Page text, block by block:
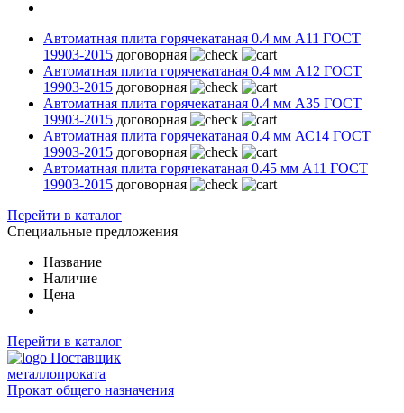
Автоматная плита горячекатаная 0.4 мм А11 ГОСТ
19903-2015 договорная
Автоматная плита горячекатаная 0.4 мм А12 ГОСТ
19903-2015 договорная
Автоматная плита горячекатаная 0.4 мм А35 ГОСТ
19903-2015 договорная
Автоматная плита горячекатаная 0.4 мм АС14 ГОСТ
19903-2015 договорная
Автоматная плита горячекатаная 0.45 мм А11 ГОСТ
19903-2015 договорная
Перейти в каталог
Специальные предложения
Название
Наличие
Цена
Перейти в каталог
Поставщик
металлопроката
Прокат общего назначения